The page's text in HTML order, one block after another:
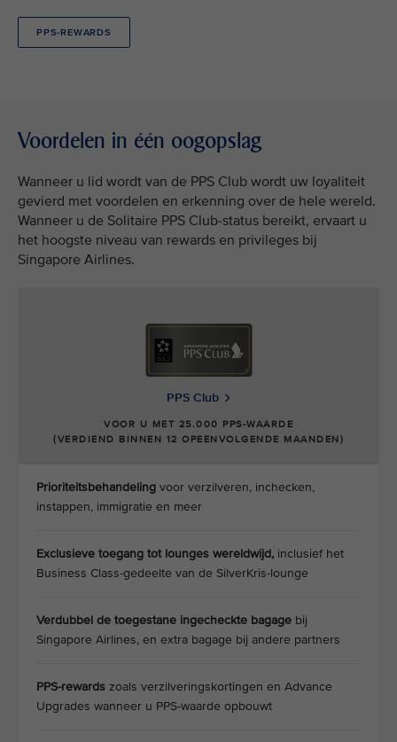
PPS-REWARDS
Voordelen in één oogopslag
Wanneer u lid wordt van de PPS Club wordt uw loyaliteit
gevierd met voordelen en erkenning over de hele wereld.
Wanneer u de Solitaire PPS Club-status bereikt, ervaart u
het hoogste niveau van rewards en privileges bij
Singapore Airlines.
PPS Club
VOOR U MET 25.000 PPS-WAARDE
(VERDIEND BINNEN 12 OPEENVOLGENDE MAANDEN)
Prioriteitsbehandeling voor verzilveren, inchecken,
instappen, immigratie en meer
Exclusieve toegang tot lounges wereldwijd, inclusief het
Business Class-gedeelte van de SilverKris-lounge
Verdubbel de toegestane ingecheckte bagage bij
Singapore Airlines, en extra bagage bij andere partners
PPS-rewards zoals verzilveringskortingen en Advance
Upgrades wanneer u PPS-waarde opbouwt